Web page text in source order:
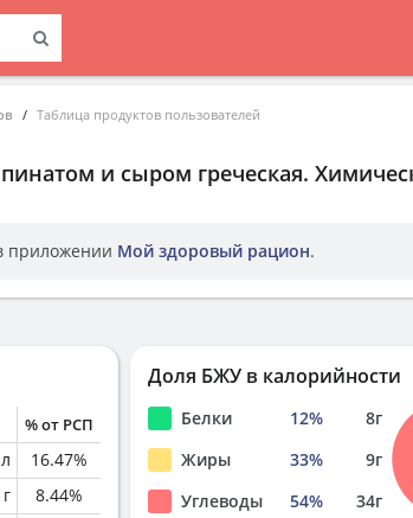
Таблица продуктов пользователей
и сыром греческая.
приложении Мой здоровый рацион.
% от РСП
16.47%
г 8.44%
Доля БЖУ в калорийности
Белки 12% 8г
Жиры
33% 9г
Углеводы
54% 34г